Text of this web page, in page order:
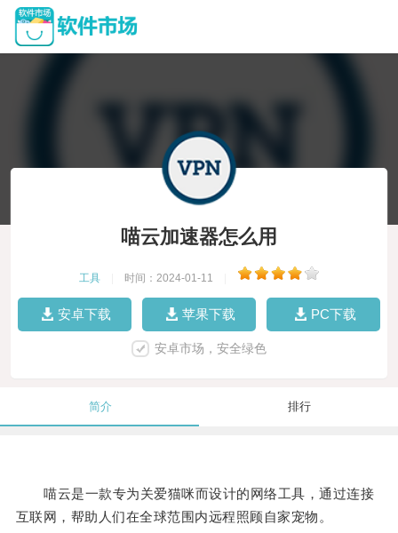
喵云加速器怎么用
工具 时间：2024-01-11
安卓下载 苹果下载 PC下载
安卓市场，安全绿色
简介 排行
喵云是一款专为关爱猫咪而设计的网络工具，通过连接
互联网，帮助人们在全球范围内远程照顾自家宠物。